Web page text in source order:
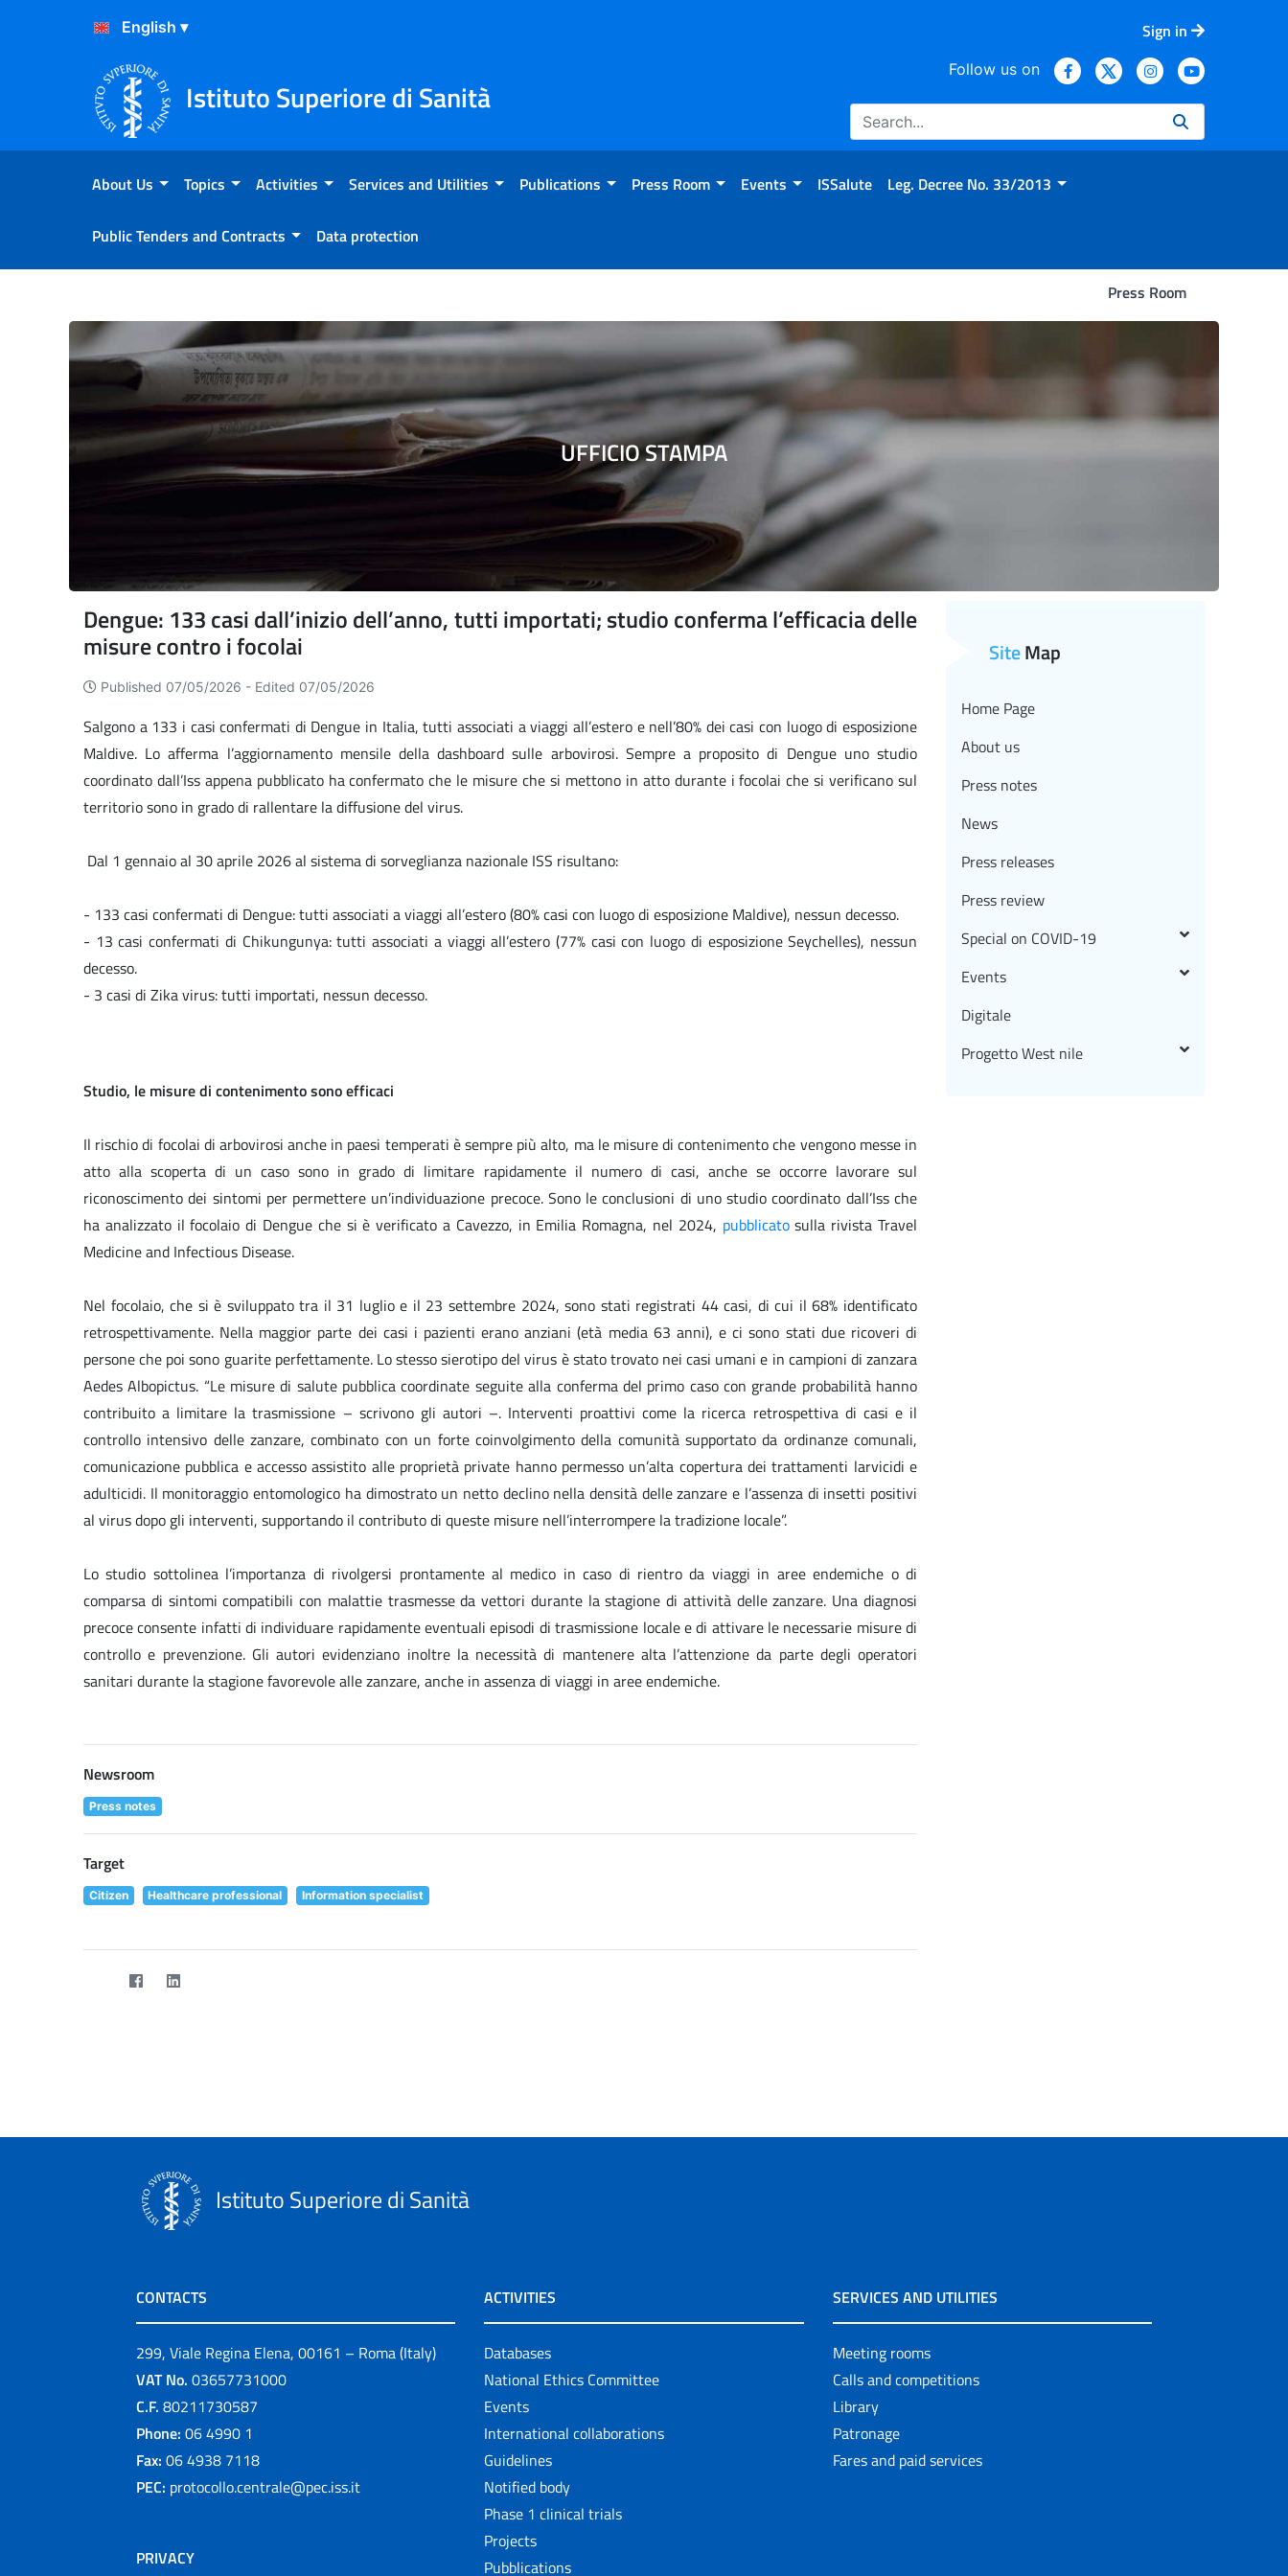
Skip to Content
Skip to Footer
Sign in
Istituto Superiore di Sanità
Follow us on
About Us Topics Activities Services and Utilities Publications Press Room Events ISSalute Leg. Decree No. 33/2013
Public Tenders and Contracts Data protection
Press Room
Dengue: 133 casi dall’inizio dell’anno, tutti importati; studio conferma
UFFICIO STAMPA
Dengue: 133 casi dall’inizio dell’anno, tutti importati; studio conferma l’efficacia delle
misure contro i focolai
Published 07/05/2026 - Edited 07/05/2026
Salgono a 133 i casi confermati di Dengue in Italia, tutti associati a viaggi all’estero e nell’80% dei casi con luogo di esposizione
Maldive. Lo afferma l’aggiornamento mensile della dashboard sulle arbovirosi. Sempre a proposito di Dengue uno studio
coordinato dall’Iss appena pubblicato ha confermato che le misure che si mettono in atto durante i focolai che si verificano sul
territorio sono in grado di rallentare la diffusione del virus.
Dal 1 gennaio al 30 aprile 2026 al sistema di sorveglianza nazionale ISS risultano:
- 133 casi confermati di Dengue: tutti associati a viaggi all’estero (80% casi con luogo di esposizione Maldive), nessun decesso.
- 13 casi confermati di Chikungunya: tutti associati a viaggi all’estero (77% casi con luogo di esposizione Seychelles), nessun
decesso.
- 3 casi di Zika virus: tutti importati, nessun decesso.
Studio, le misure di contenimento sono efficaci
Il rischio di focolai di arbovirosi anche in paesi temperati è sempre più alto, ma le misure di contenimento che vengono messe in
atto alla scoperta di un caso sono in grado di limitare rapidamente il numero di casi, anche se occorre lavorare sul
riconoscimento dei sintomi per permettere un’individuazione precoce. Sono le conclusioni di uno studio coordinato dall’Iss che
ha analizzato il focolaio di Dengue che si è verificato a Cavezzo, in Emilia Romagna, nel 2024, pubblicatosulla rivista Travel
Medicine and Infectious Disease.
Nel focolaio, che si è sviluppato tra il 31 luglio e il 23 settembre 2024, sono stati registrati 44 casi, di cui il 68% identificato
retrospettivamente. Nella maggior parte dei casi i pazienti erano anziani (età media 63 anni), e ci sono stati due ricoveri di
persone che poi sono guarite perfettamente. Lo stesso sierotipo del virus è stato trovato nei casi umani e in campioni di zanzara
Aedes Albopictus. “Le misure di salute pubblica coordinate seguite alla conferma del primo caso con grande probabilità hanno
contribuito a limitare la trasmissione – scrivono gli autori –. Interventi proattivi come la ricerca retrospettiva di casi e il
controllo intensivo delle zanzare, combinato con un forte coinvolgimento della comunità supportato da ordinanze comunali,
comunicazione pubblica e accesso assistito alle proprietà private hanno permesso un’alta copertura dei trattamenti larvicidi e
adulticidi. Il monitoraggio entomologico ha dimostrato un netto declino nella densità delle zanzare e l’assenza di insetti positivi
al virus dopo gli interventi, supportando il contributo di queste misure nell’interrompere la tradizione locale”.
Lo studio sottolinea l’importanza di rivolgersi prontamente al medico in caso di rientro da viaggi in aree endemiche o di
comparsa di sintomi compatibili con malattie trasmesse da vettori durante la stagione di attività delle zanzare. Una diagnosi
precoce consente infatti di individuare rapidamente eventuali episodi di trasmissione locale e di attivare le necessarie misure di
controllo e prevenzione. Gli autori evidenziano inoltre la necessità di mantenere alta l’attenzione da parte degli operatori
sanitari durante la stagione favorevole alle zanzare, anche in assenza di viaggi in aree endemiche.
Newsroom
Press notes
Target
Citizen Healthcare professional Information specialist
SiteMap
Home Page
About us
Press notes
News
Press releases
Press review
Special on COVID-19
Events
Digitale
Progetto West nile
Istituto Superiore di Sanità
CONTACTS
299, Viale Regina Elena, 00161 – Roma (Italy)
VAT No. 03657731000
C.F. 80211730587
Phone: 06 4990 1
Fax: 06 4938 7118
PEC: protocollo.centrale@pec.iss.it
PRIVACY
ACTIVITIES
Databases
National Ethics Committee
Events
International collaborations
Guidelines
Notified body
Phase 1 clinical trials
Projects
Pubblications
SERVICES AND UTILITIES
Meeting rooms
Calls and competitions
Library
Patronage
Fares and paid services